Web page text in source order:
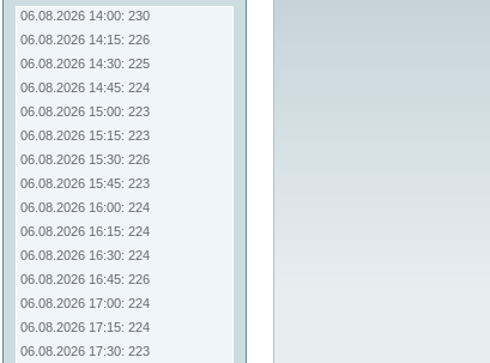
06.08.2026 14:00: 230
06.08.2026 14:15: 226
06.08.2026 14:30: 225
06.08.2026 14:45: 224
06.08.2026 15:00: 223
06.08.2026 15:15: 223
06.08.2026 15:30: 226
06.08.2026 15:45: 223
06.08.2026 16:00: 224
06.08.2026 16:15: 224
06.08.2026 16:30: 224
06.08.2026 16:45: 226
06.08.2026 17:00: 224
06.08.2026 17:15: 224
06.08.2026 17:30: 223